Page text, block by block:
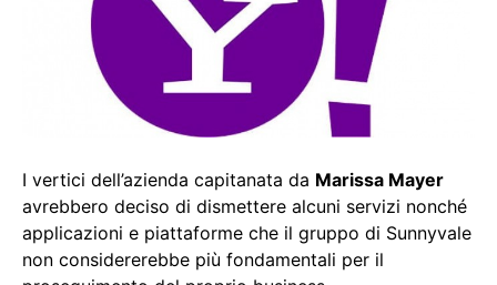
I vertici dell’azienda capitanata da Marissa Mayer
avrebbero deciso di dismettere alcuni servizi nonché
applicazioni e piattaforme che il gruppo di Sunnyvale
non considererebbe più fondamentali per il